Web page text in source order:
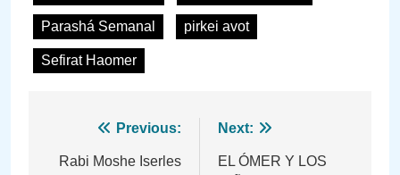
Parashá Semanal pirkei avot
Sefirat Haomer
Navegación
de
Previous:
Rabi Moshe Iserles
Next:
EL ÓMER Y LOS